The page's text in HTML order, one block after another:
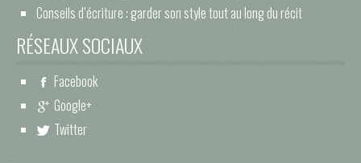
Conseils d’écriture : garder son style tout au long du récit
RÉSEAUX SOCIAUX
Facebook
Google+
Twitter